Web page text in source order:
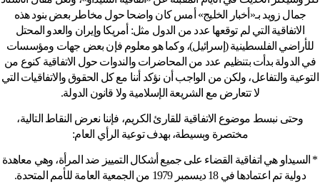
جمال زويد بـ«أخبار الخليج» أمس كان واضحا حول مخاطر بعض بنود هذه
الاتفاقية التي لم توقعها عدد من الدول مثل: أمريكا وإيران والعدو المحتل
للأراضي الفلسطينية (إسرائيل)، وكما هو معلوم فإن بعض جهات ومؤسسات
في الدولة بدأت بتنظيم عدد من المحاضرات والندوات حول الاتفاقية كنوع من
التوعية والتفاعل، ولكن من الواجب أن نؤكد أننا مع كل الحقوق والاتفاقيات التي
لا تتعارض مع الشريعة الإسلامية ولا قانون الدولة.
وحتى نبسط موضوع الاتفاقية للقارئ الكريم، فإننا نعرض النقاط التالية،
مختصرة وبسيطة، بهدف توعية الرأي العام:
* السيداو هي اتفاقية القضاء على جميع أشكال التمييز ضد المرأة، وهي معاهدة
دولية تم اعتمادها في 18 ديسمبر 1979 من الجمعية العامة للأمم المتحدة.